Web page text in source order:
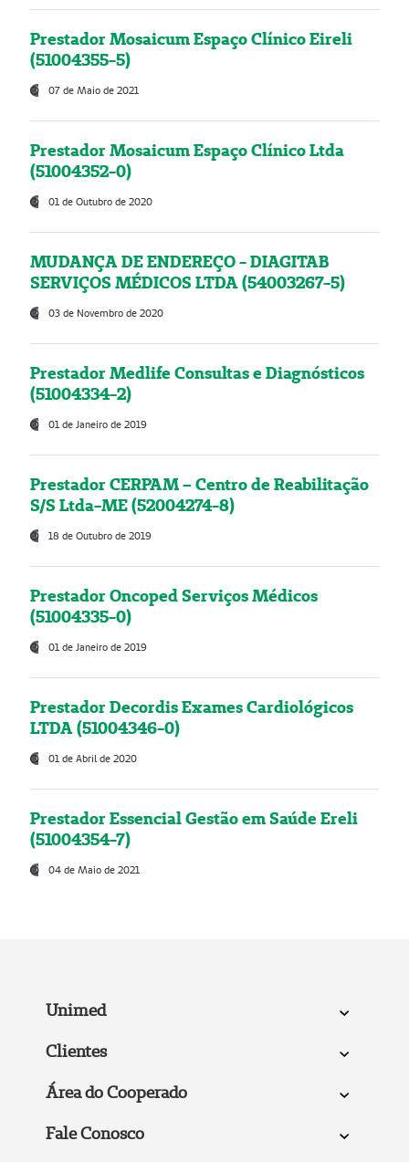
Prestador Mosaicum Espaço Clínico Eireli
(51004355-5)
07 de Maio de 2021
Prestador Mosaicum Espaço Clínico Ltda
(51004352-0)
01 de Outubro de 2020
MUDANÇA DE ENDEREÇO - DIAGITAB
SERVIÇOS MÉDICOS LTDA (54003267-5)
03 de Novembro de 2020
Prestador Medlife Consultas e Diagnósticos
(51004334-2)
01 de Janeiro de 2019
Prestador CERPAM – Centro de Reabilitação
S/S Ltda-ME (52004274-8)
18 de Outubro de 2019
Prestador Oncoped Serviços Médicos
(51004335-0)
01 de Janeiro de 2019
Prestador Decordis Exames Cardiológicos
LTDA (51004346-0)
01 de Abril de 2020
Prestador Essencial Gestão em Saúde Ereli
(51004354-7)
04 de Maio de 2021
Unimed
Clientes
Área do Cooperado
Fale Conosco